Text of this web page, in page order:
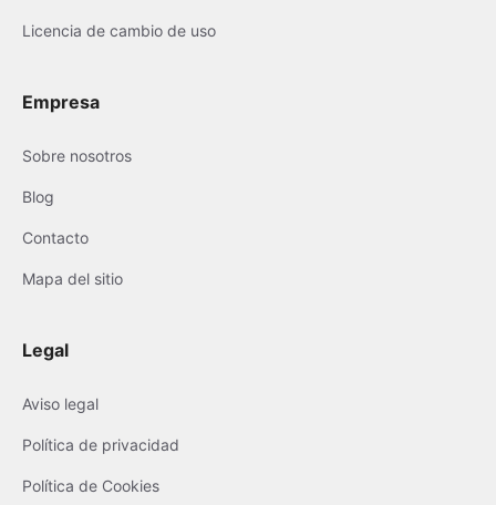
Licencia de cambio de uso
Empresa
Sobre nosotros
Blog
Contacto
Mapa del sitio
Legal
Aviso legal
Política de privacidad
Política de Cookies